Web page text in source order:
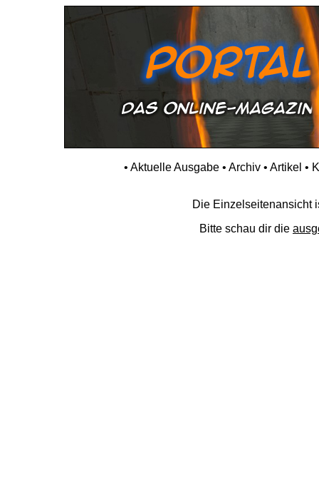
• Aktuelle Ausgabe• Archiv• Artikel •
Die Einzelseitenansicht
Bitte schau dir die